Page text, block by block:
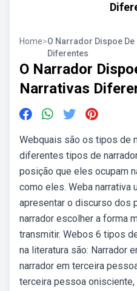
Home>O Narrador Dispoe
Diferentes
O Narrador
Narrativas
Webquais são os tipos de
diferentes tipos de
posição que eles ocupam
como eles. Weba
apresentar o discurso dos
narrador escolher a forma
transmitir. Webos 6 tipos
na literatura são: Narrador
narrador em terceira
terceira pessoa onisciente,